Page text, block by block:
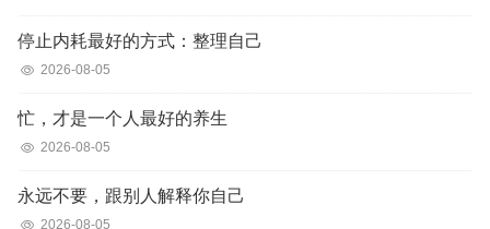
停止内耗最好的方式：整理自己
2026-08-05
忙，才是一个人最好的养生
2026-08-05
永远不要，跟别人解释你自己
2026-08-05